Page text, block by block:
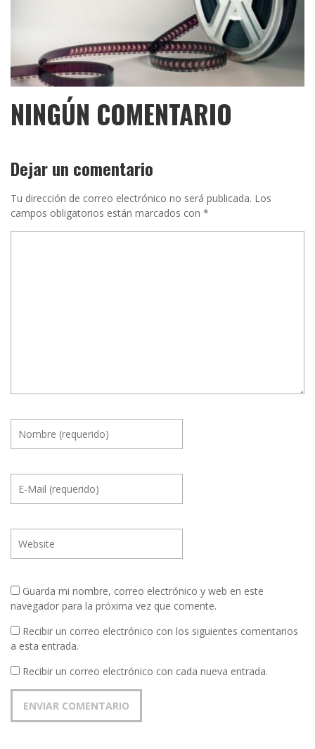
NINGÚN COMENTARIO
Dejar un comentario
Tu dirección de correo electrónico no será publicada. Los
campos obligatorios están marcados con *
Guarda mi nombre, correo electrónico y web en este
navegador para la próxima vez que comente.
Recibir un correo electrónico con los siguientes comentarios
a esta entrada.
Recibir un correo electrónico con cada nueva entrada.